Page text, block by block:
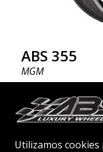
Utilizamos
ABS 355
MGM
18"|19"|20"